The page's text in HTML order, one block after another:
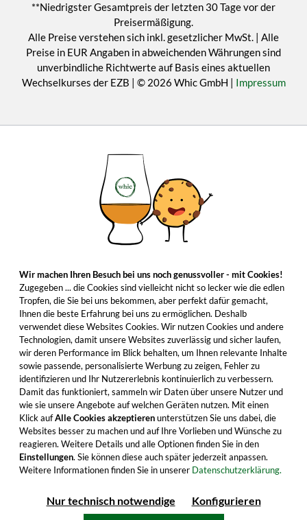
**Niedrigster Gesamtpreis der letzten 30 Tage vor der
Preisermäßigung.
Alle Preise verstehen sich inkl. gesetzlicher MwSt. | Alle
Preise in EUR Angaben in abweichenden Währungen sind
unverbindliche Richtwerte auf Basis eines aktuellen
Wechselkurses der EZB | © 2026 Whic GmbH | Impressum
Wir machen Ihren Besuch bei uns noch genussvoller - mit Cookies!
Zugegeben ... die Cookies sind vielleicht nicht so lecker wie die edlen
Tropfen, die Sie bei uns bekommen, aber perfekt dafür gemacht,
Ihnen die beste Erfahrung bei uns zu ermöglichen. Deshalb
verwendet diese Websites Cookies. Wir nutzen Cookies und andere
Technologien, damit unsere Websites zuverlässig und sicher laufen,
wir deren Performance im Blick behalten, um Ihnen relevante Inhalte
sowie passende, personalisierte Werbung zu zeigen, Fehler zu
identifizieren und Ihr Nutzererlebnis kontinuierlich zu verbessern.
Damit das funktioniert, sammeln wir Daten über unsere Nutzer und
wie sie unsere Angebote auf welchen Geräten nutzen. Mit einen
Klick aufAlle Cookies akzeptierenunterstützen Sie uns dabei, die
Websites besser zu machen und auf Ihre Vorlieben und Wünsche zu
reagieren. Weitere Details und alle Optionen finden Sie in den
Einstellungen. Sie können diese auch später jederzeit anpassen.
Weitere Informationen finden Sie in unserer Datenschutzerklärung.
Nur technisch notwendige Konfigurieren